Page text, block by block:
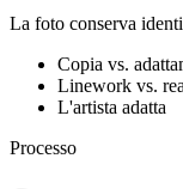
La foto conserva
Copia vs.
Linework vs.
L'artista adatta
Processo